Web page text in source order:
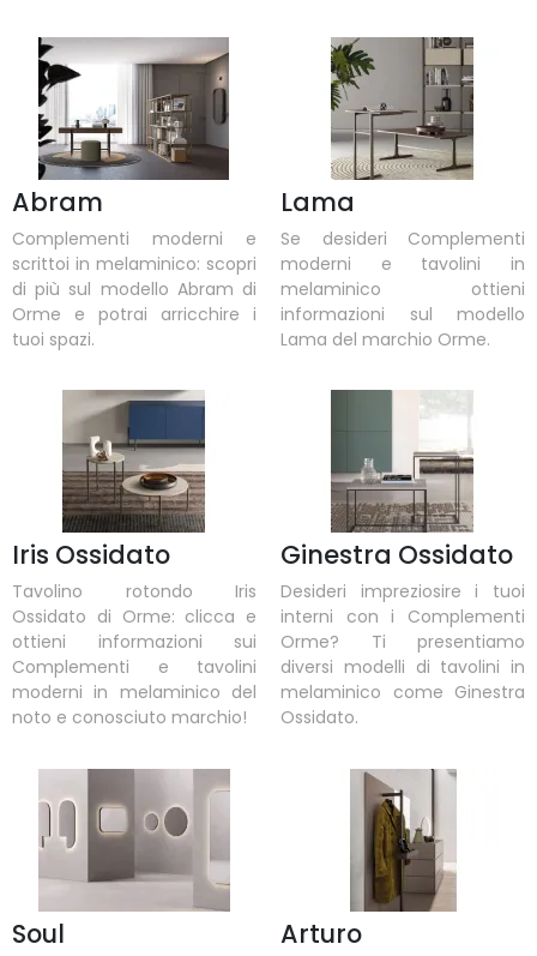
Abram
Complementi moderni e
scrittoi in melaminico: scopri
di più sul modello Abram di
Orme e potrai arricchire i
tuoi spazi.
Lama
Se desideri Complementi
moderni e tavolini in
melaminico ottieni
informazioni sul modello
Lama del marchio Orme.
Iris Ossidato
Tavolino rotondo Iris
Ossidato di Orme: clicca e
ottieni informazioni sui
Complementi e tavolini
moderni in melaminico del
noto e conosciuto marchio!
Ginestra Ossidato
Desideri impreziosire i tuoi
interni con i Complementi
Orme? Ti presentiamo
diversi modelli di tavolini in
melaminico come Ginestra
Ossidato.
Soul Arturo